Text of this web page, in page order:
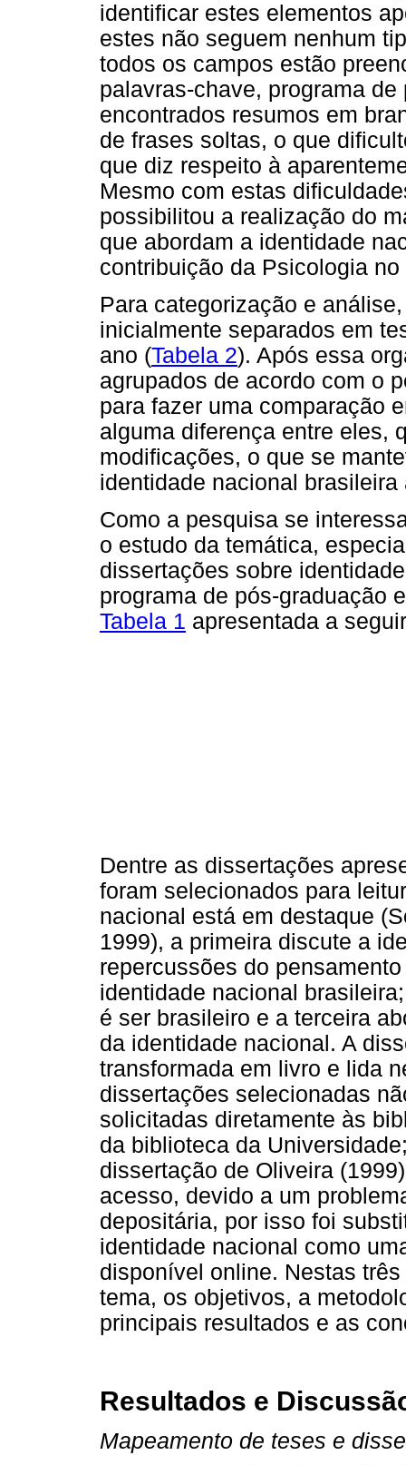
identificar estes elementos
estes não seguem nenhum
todos os campos estão
palavras-chave, programa
encontrados resumos em
de frases soltas, o que
que diz respeito à
Mesmo com estas
possibilitou a realização do
que abordam a identidade
contribuição da Psicologia
Para categorização e
inicialmente separados em
ano (Tabela 2). Após essa
agrupados de acordo com o
para fazer uma comparação
alguma diferença entre eles,
modificações, o que se
identidade nacional
Como a pesquisa se
o estudo da temática,
dissertações sobre
programa de pós-graduação
Tabela 1 apresentada a
Dentre as dissertações
foram selecionados para
nacional está em destaque
1999), a primeira discute a
repercussões do
identidade nacional
é ser brasileiro e a terceira
da identidade nacional. A
transformada em livro e lida
dissertações selecionadas
solicitadas diretamente às
da biblioteca da
dissertação de Oliveira
acesso, devido a um
depositária, por isso foi
identidade nacional como
disponível online. Nestas
tema, os objetivos, a
principais resultados e as
Resultados e
Mapeamento de teses e